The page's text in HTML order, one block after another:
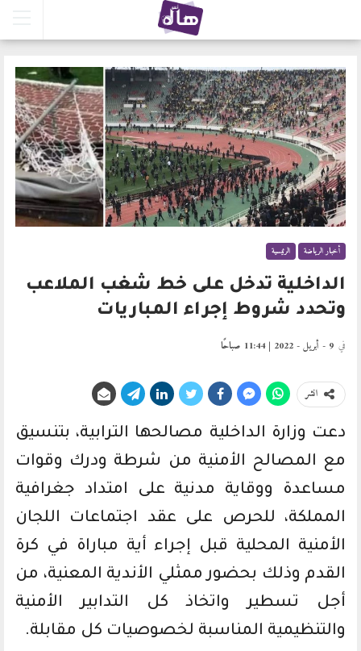
أخبار الرياضة الرئيسية
الداخلية تدخل على خط شغب الملاعب
وتحدد شروط إجراء المباريات
في 9 - أبريل - 2022 | 11:44 صباحًا
انشر
دعت وزارة الداخلية مصالحها الترابية، بتنسيق
مع المصالح الأمنية من شرطة ودرك وقوات
مساعدة ووقاية مدنية على امتداد جغرافية
المملكة، للحرص على عقد اجتماعات اللجان
الأمنية المحلية قبل إجراء أية مباراة في كرة
القدم وذلك بحضور ممثلي الأندية المعنية، من
أجل تسطير واتخاذ كل التدابير الأمنية
والتنظيمية المناسبة لخصوصيات كل مقابلة.